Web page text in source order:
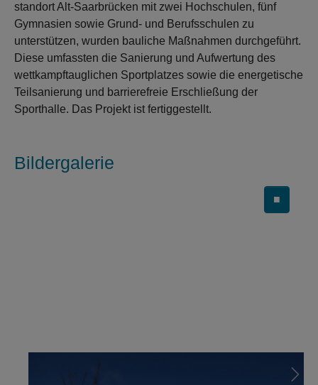
standort Alt-Saarbrücken mit zwei Hochschulen, fünf
Gymnasien sowie Grund- und Berufsschulen zu
unterstützen, wurden bauliche Maßnahmen durchgeführt.
Diese umfassten die Sanierung und Aufwertung des
wettkampftauglichen Sportplatzes sowie die energetische
Teilsanierung und barrierefreie Erschließung der
Sporthalle. Das Projekt ist fertiggestellt.
Bildergalerie
■